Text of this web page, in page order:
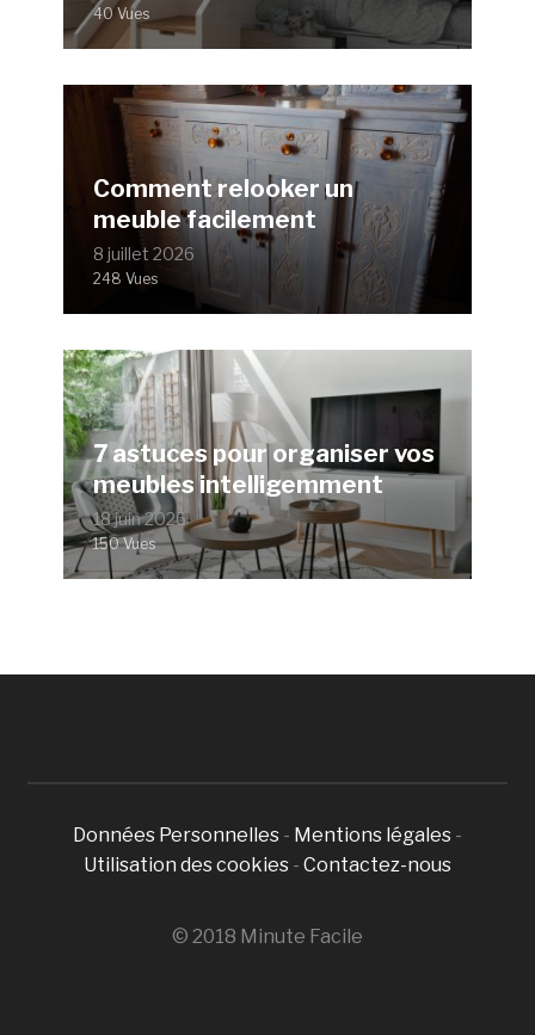
40 Vues
Comment relooker un
meuble facilement
8 juillet 2026
248 Vues
7 astuces pour organiser vos
meubles intelligemment
18 juin 2026
150 Vues
Données Personnelles - Mentions légales -
Utilisation des cookies - Contactez-nous
© 2018 Minute Facile